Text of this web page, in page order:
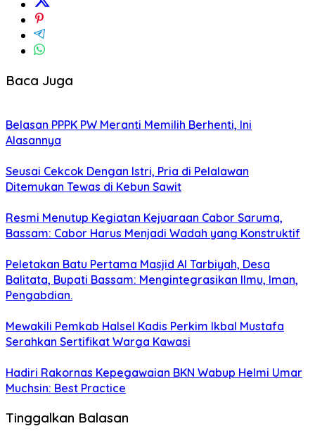
Baca Juga
Belasan PPPK PW Meranti Memilih Berhenti, Ini
Alasannya
Seusai Cekcok Dengan Istri, Pria di Pelalawan
Ditemukan Tewas di Kebun Sawit
Resmi Menutup Kegiatan Kejuaraan Cabor Saruma,
Bassam: Cabor Harus Menjadi Wadah yang Konstruktif
Peletakan Batu Pertama Masjid Al Tarbiyah, Desa
Balitata, Bupati Bassam: Mengintegrasikan Ilmu, Iman,
Pengabdian.
Mewakili Pemkab Halsel Kadis Perkim Ikbal Mustafa
Serahkan Sertifikat Warga Kawasi
Hadiri Rakornas Kepegawaian BKN Wabup Helmi Umar
Muchsin: Best Practice
Tinggalkan Balasan